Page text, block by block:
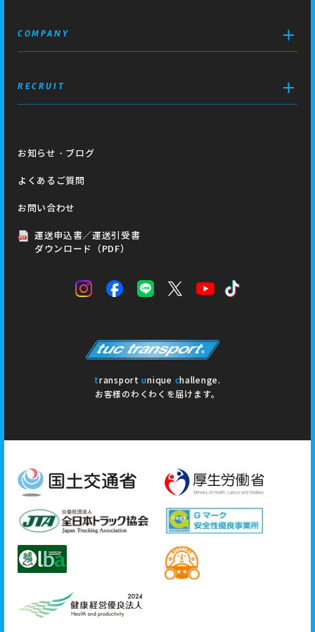
COMPANY
RECRUIT
お知らせ・ブログ
よくあるご質問
お問い合わせ
運送申込書／運送引受書
ダウンロード（PDF）
transportunique challenge.
お客様のわくわくを届けます。